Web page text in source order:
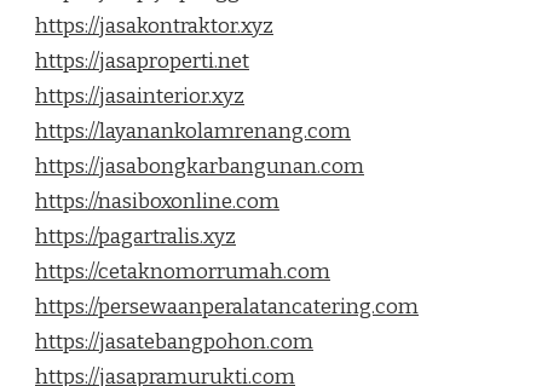
https://jasakontraktor.xyz
https://jasaproperti.net
https://jasainterior.xyz
https://layanankolamrenang.com
https://jasabongkarbangunan.com
https://nasiboxonline.com
https://pagartralis.xyz
https://cetaknomorrumah.com
https://persewaanperalatancatering.com
https://jasatebangpohon.com
https://jasapramurukti.com